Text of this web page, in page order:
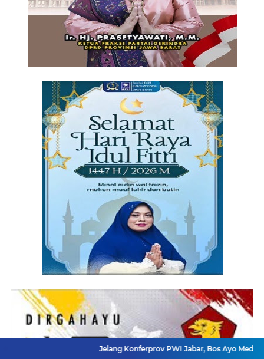
Jelang Konferprov PWI Jabar, Bos Ayo Media Sambangi